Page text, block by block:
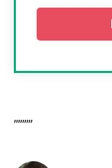
,,,,,,,,,